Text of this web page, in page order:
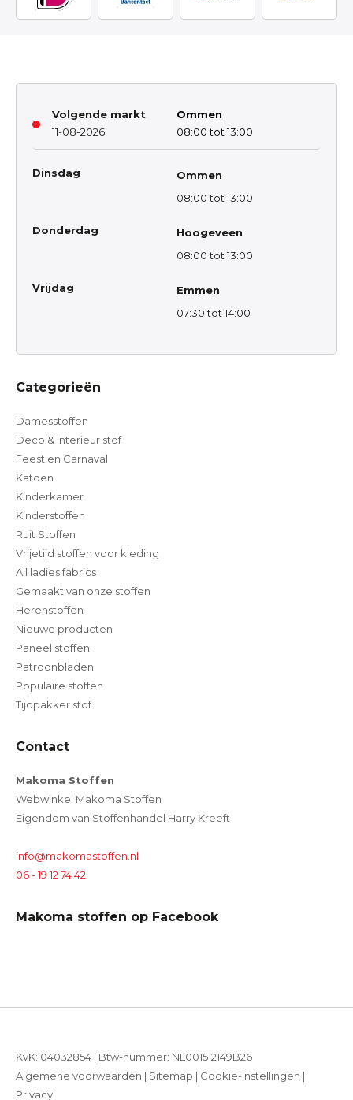
Volgende markt
11-08-2026
Ommen
08:00 tot 13:00
Dinsdag
Ommen
08:00 tot 13:00
Donderdag
Hoogeveen
08:00 tot 13:00
Vrijdag
Emmen
07:30 tot 14:00
Categorieën
Damesstoffen
Deco & Interieur stof
Feest en Carnaval
Katoen
Kinderkamer
Kinderstoffen
Ruit Stoffen
Vrijetijd stoffen voor kleding
All ladies fabrics
Gemaakt van onze stoffen
Herenstoffen
Nieuwe producten
Paneel stoffen
Patroonbladen
Populaire stoffen
Tijdpakker stof
Contact
Makoma Stoffen
Webwinkel Makoma Stoffen
Eigendom van Stoffenhandel Harry Kreeft
info@makomastoffen.nl
06 - 19 12 74 42
Makoma stoffen op Facebook
KvK: 04032854 | Btw-nummer: NL001512149B26
Algemene voorwaarden | Sitemap | Cookie-instellingen |
Privacy